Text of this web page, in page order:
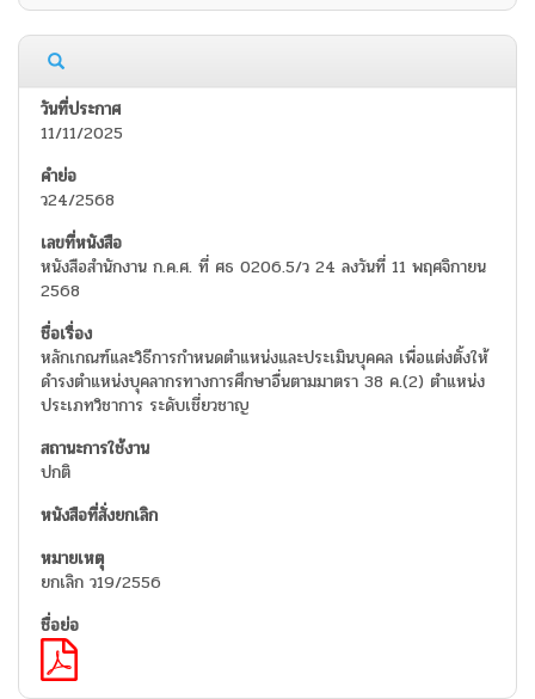
11/11/2025
ว24/2568
หนังสือสำนักงาน ก.ค.ศ. ที่ ศธ 0206.5/ว 24 ลงวันที่ 11 พฤศจิกายน
2568
หลักเกณฑ์และวิธีการกำหนดตำแหน่งและประเมินบุคคล เพื่อแต่งตั้งให้
ดำรงตำแหน่งบุคลากรทางการศึกษาอื่นตามมาตรา 38 ค.(2) ตำแหน่ง
ประเภทวิชาการ ระดับเชี่ยวชาญ
ปกติ
ยกเลิก ว19/2556